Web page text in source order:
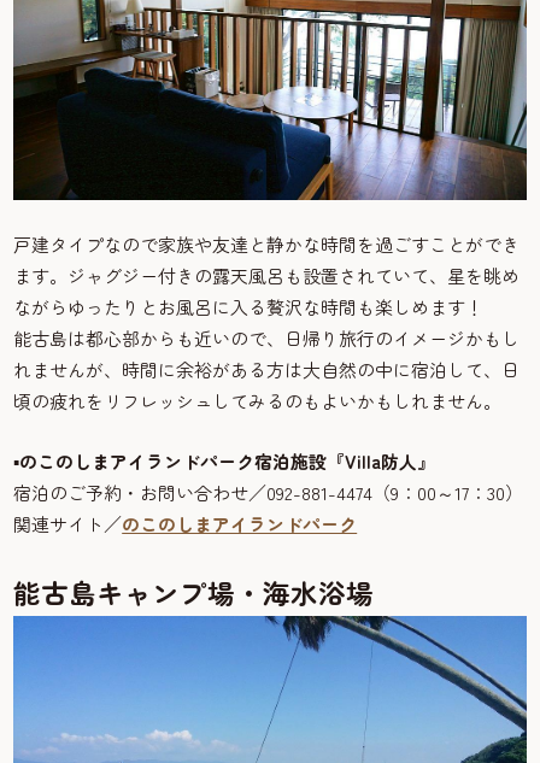
戸建タイプなので家族や友達と静かな時間を過ごすことができ
ます。ジャグジー付きの露天風呂も設置されていて、星を眺め
ながらゆったりとお風呂に入る贅沢な時間も楽しめます！
能古島は都心部からも近いので、日帰り旅行のイメージかもし
れませんが、時間に余裕がある方は大自然の中に宿泊して、日
頃の疲れをリフレッシュしてみるのもよいかもしれません。
▪のこのしまアイランドパーク宿泊施設『Villa防人』
宿泊のご予約・お問い合わせ／092-881-4474（9：00～17：30）
関連サイト／のこのしまアイランドパーク
能古島キャンプ場・海水浴場